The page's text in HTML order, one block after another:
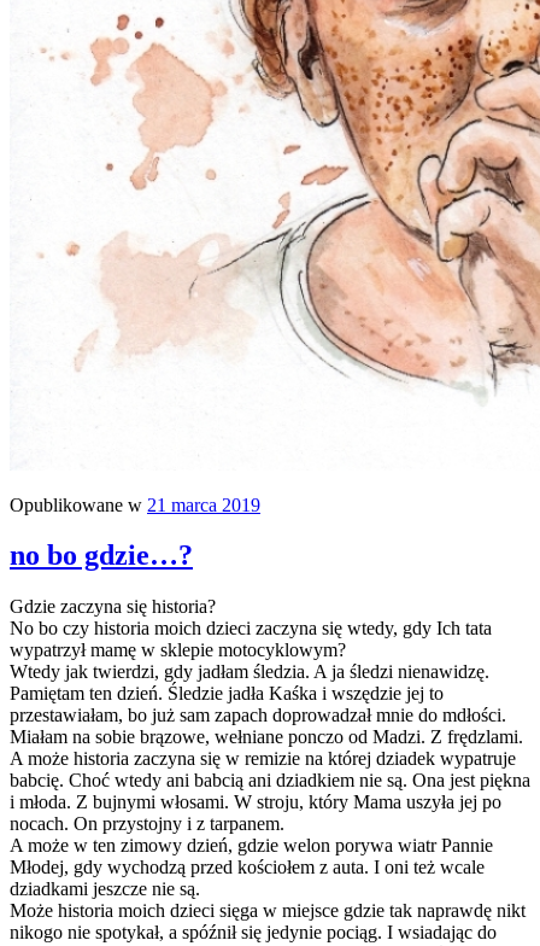
Opublikowane w 21 marca 2019
no bo gdzie…?
Gdzie zaczyna się historia?
No bo czy historia moich dzieci zaczyna się wtedy, gdy Ich tata
wypatrzył mamę w sklepie motocyklowym?
Wtedy jak twierdzi, gdy jadłam śledzia. A ja śledzi nienawidzę.
Pamiętam ten dzień. Śledzie jadła Kaśka i wszędzie jej to
przestawiałam, bo już sam zapach doprowadzał mnie do mdłości.
Miałam na sobie brązowe, wełniane ponczo od Madzi. Z frędzlami.
A może historia zaczyna się w remizie na której dziadek wypatruje
babcię. Choć wtedy ani babcią ani dziadkiem nie są. Ona jest piękna
i młoda. Z bujnymi włosami. W stroju, który Mama uszyła jej po
nocach. On przystojny i z tarpanem.
A może w ten zimowy dzień, gdzie welon porywa wiatr Pannie
Młodej, gdy wychodzą przed kościołem z auta. I oni też wcale
dziadkami jeszcze nie są.
Może historia moich dzieci sięga w miejsce gdzie tak naprawdę nikt
nikogo nie spotykał, a spóźnił się jedynie pociąg. I wsiadając do